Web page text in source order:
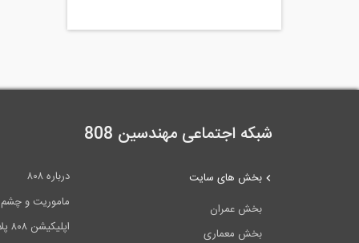
شبکه اجتماعی مهندسین 808
درباره ۸۰۸
ماموریت و چشم
اپلیکیشن ۸۰۸ پلاس
بخش های سایت
بخش عمران
بخش معماری